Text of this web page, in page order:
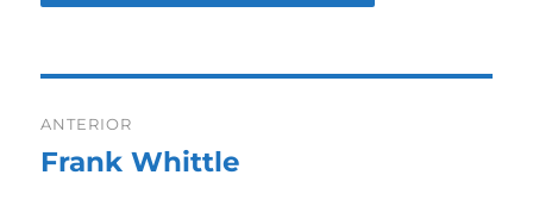
de
ANTERIOR
Entrada
Frank Whittle